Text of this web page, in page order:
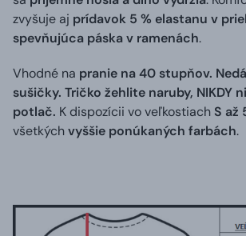
zvyšuje aj prídavok 5 % elastanu v
spevňujúca páska v ramenách.
Vhodné na pranie na 40 stupňov.
sušičky. Tričko žehlite naruby, NIKDY
potlač. K dispozícii vo veľkostiach S až
všetkýchvyššie ponúkaných farbách.